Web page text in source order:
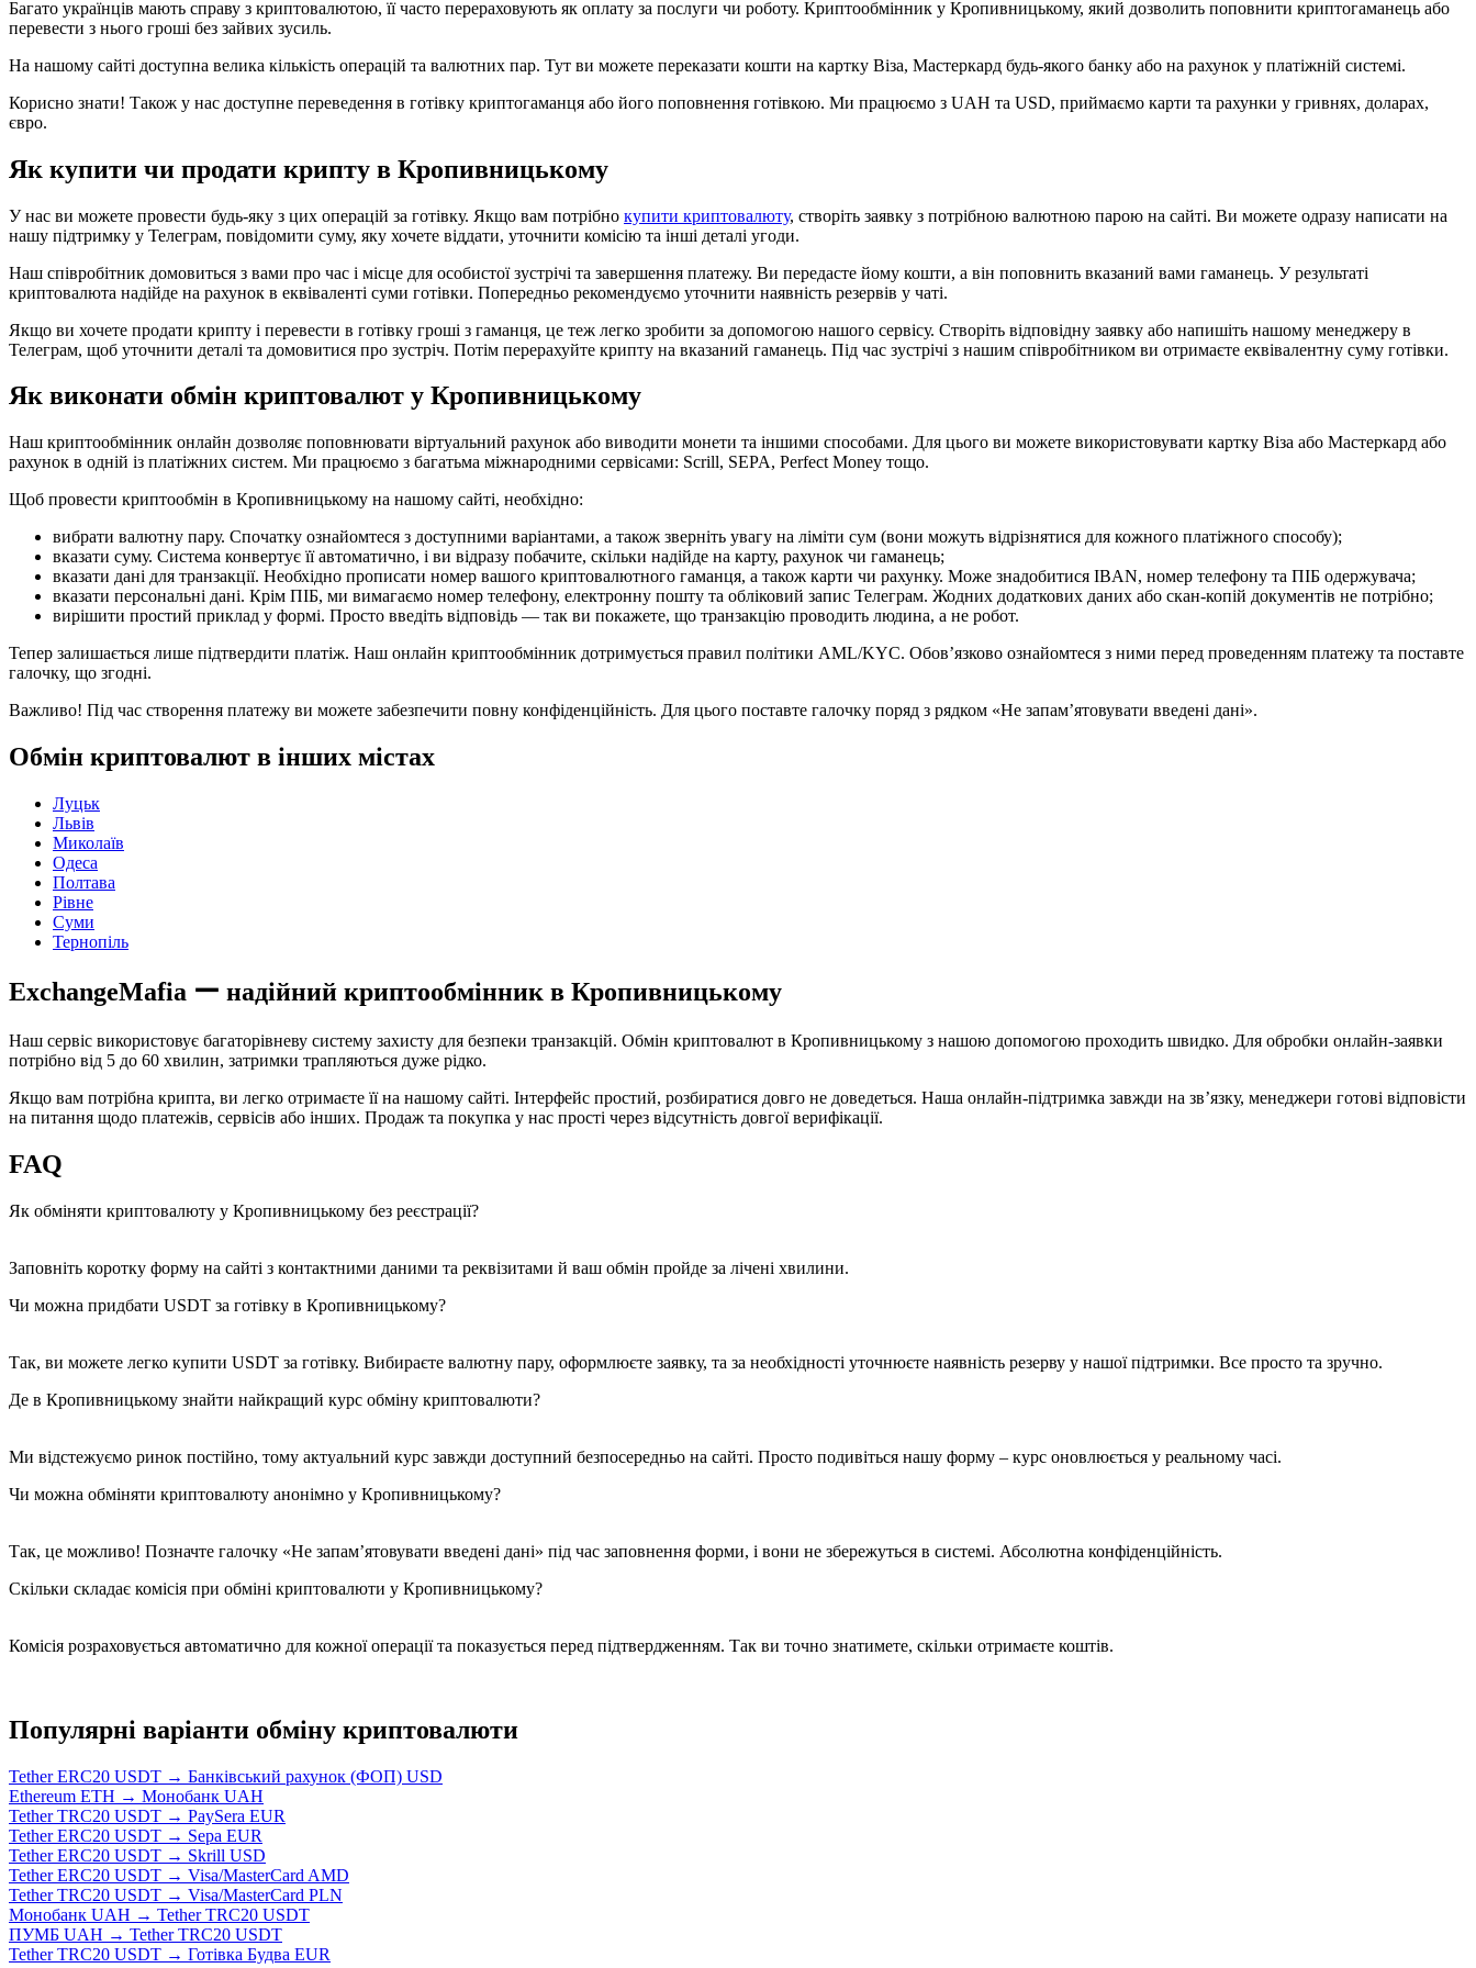
Багато українців мають справу з криптовалютою, її часто перераховують як оплату за послуги чи роботу. Криптообмінник у Кропивницькому, який дозволить поповнити криптогаманець або
перевести з нього гроші без зайвих зусиль.
На нашому сайті доступна велика кількість операцій та валютних пар. Тут ви можете переказати кошти на картку Віза, Мастеркард будь-якого банку або на рахунок у платіжній системі.
Корисно знати! Також у нас доступне переведення в готівку криптогаманця або його поповнення готівкою. Ми працюємо з UAH та USD, приймаємо карти та рахунки у гривнях, доларах,
євро.
Як купити чи продати крипту в Кропивницькому
У нас ви можете провести будь-яку з цих операцій за готівку. Якщо вам потрібно купити криптовалюту, створіть заявку з потрібною валютною парою на сайті. Ви можете одразу написати на
нашу підтримку у Телеграм, повідомити суму, яку хочете віддати, уточнити комісію та інші деталі угоди.
Наш співробітник домовиться з вами про час і місце для особистої зустрічі та завершення платежу. Ви передасте йому кошти, а він поповнить вказаний вами гаманець. У результаті
криптовалюта надійде на рахунок в еквіваленті суми готівки. Попередньо рекомендуємо уточнити наявність резервів у чаті.
Якщо ви хочете продати крипту і перевести в готівку гроші з гаманця, це теж легко зробити за допомогою нашого сервісу. Створіть відповідну заявку або напишіть нашому менеджеру в
Телеграм, щоб уточнити деталі та домовитися про зустріч. Потім перерахуйте крипту на вказаний гаманець. Під час зустрічі з нашим співробітником ви отримаєте еквівалентну суму готівки.
Як виконати обмін криптовалют у Кропивницькому
Наш криптообмінник онлайн дозволяє поповнювати віртуальний рахунок або виводити монети та іншими способами. Для цього ви можете використовувати картку Віза або Мастеркард або
рахунок в одній із платіжних систем. Ми працюємо з багатьма міжнародними сервісами: Scrill, SEPA, Perfect Money тощо.
Щоб провести криптообмін в Кропивницькому на нашому сайті, необхідно:
вибрати валютну пару. Спочатку ознайомтеся з доступними варіантами, а також зверніть увагу на ліміти сум (вони можуть відрізнятися для кожного платіжного способу);
вказати суму. Система конвертує її автоматично, і ви відразу побачите, скільки надійде на карту, рахунок чи гаманець;
вказати дані для транзакції. Необхідно прописати номер вашого криптовалютного гаманця, а також карти чи рахунку. Може знадобитися IBAN, номер телефону та ПІБ одержувача;
вказати персональні дані. Крім ПІБ, ми вимагаємо номер телефону, електронну пошту та обліковий запис Телеграм. Жодних додаткових даних або скан-копій документів не потрібно;
вирішити простий приклад у формі. Просто введіть відповідь — так ви покажете, що транзакцію проводить людина, а не робот.
Тепер залишається лише підтвердити платіж. Наш онлайн криптообмінник дотримується правил політики AML/KYC. Обов’язково ознайомтеся з ними перед проведенням платежу та поставте
галочку, що згодні.
Важливо! Під час створення платежу ви можете забезпечити повну конфіденційність. Для цього поставте галочку поряд з рядком «Не запам’ятовувати введені дані».
Обмін криптовалют в інших містах
Луцьк
Львів
Миколаїв
Одеса
Полтава
Рівне
Суми
Тернопіль
ExchangeMafia ー надійний криптообмінник в Кропивницькому
Наш сервіс використовує багаторівневу систему захисту для безпеки транзакцій. Обмін криптовалют в Кропивницькому з нашою допомогою проходить швидко. Для обробки онлайн-заявки
потрібно від 5 до 60 хвилин, затримки трапляються дуже рідко.
Якщо вам потрібна крипта, ви легко отримаєте її на нашому сайті. Інтерфейс простий, розбиратися довго не доведеться. Наша онлайн-підтримка завжди на зв’язку, менеджери готові відповісти
на питання щодо платежів, сервісів або інших. Продаж та покупка у нас прості через відсутність довгої верифікації.
FAQ
Як обміняти криптовалюту у Кропивницькому без реєстрації?
Заповніть коротку форму на сайті з контактними даними та реквізитами й ваш обмін пройде за лічені хвилини.
Чи можна придбати USDT за готівку в Кропивницькому?
Так, ви можете легко купити USDT за готівку. Вибираєте валютну пару, оформлюєте заявку, та за необхідності уточнюєте наявність резерву у нашої підтримки. Все просто та зручно.
Де в Кропивницькому знайти найкращий курс обміну криптовалюти?
Ми відстежуємо ринок постійно, тому актуальний курс завжди доступний безпосередньо на сайті. Просто подивіться нашу форму – курс оновлюється у реальному часі.
Чи можна обміняти криптовалюту анонімно у Кропивницькому?
Так, це можливо! Позначте галочку «Не запам’ятовувати введені дані» під час заповнення форми, і вони не збережуться в системі. Абсолютна конфіденційність.
Скільки складає комісія при обміні криптовалюти у Кропивницькому?
Комісія розраховується автоматично для кожної операції та показується перед підтвердженням. Так ви точно знатимете, скільки отримаєте коштів.
Популярні варіанти обміну криптовалюти
Tether ERC20 USDT → Банківський рахунок (ФОП) USD
Ethereum ETH → Монобанк UAH
Tether TRC20 USDT → PaySera EUR
Tether ERC20 USDT → Sepa EUR
Tether ERC20 USDT → Skrill USD
Tether ERC20 USDT → Visa/MasterCard AMD
Tether TRC20 USDT → Visa/MasterCard PLN
Монобанк UAH → Tether TRC20 USDT
ПУМБ UAH → Tether TRC20 USDT
Tether TRC20 USDT → Готівка Будва EUR